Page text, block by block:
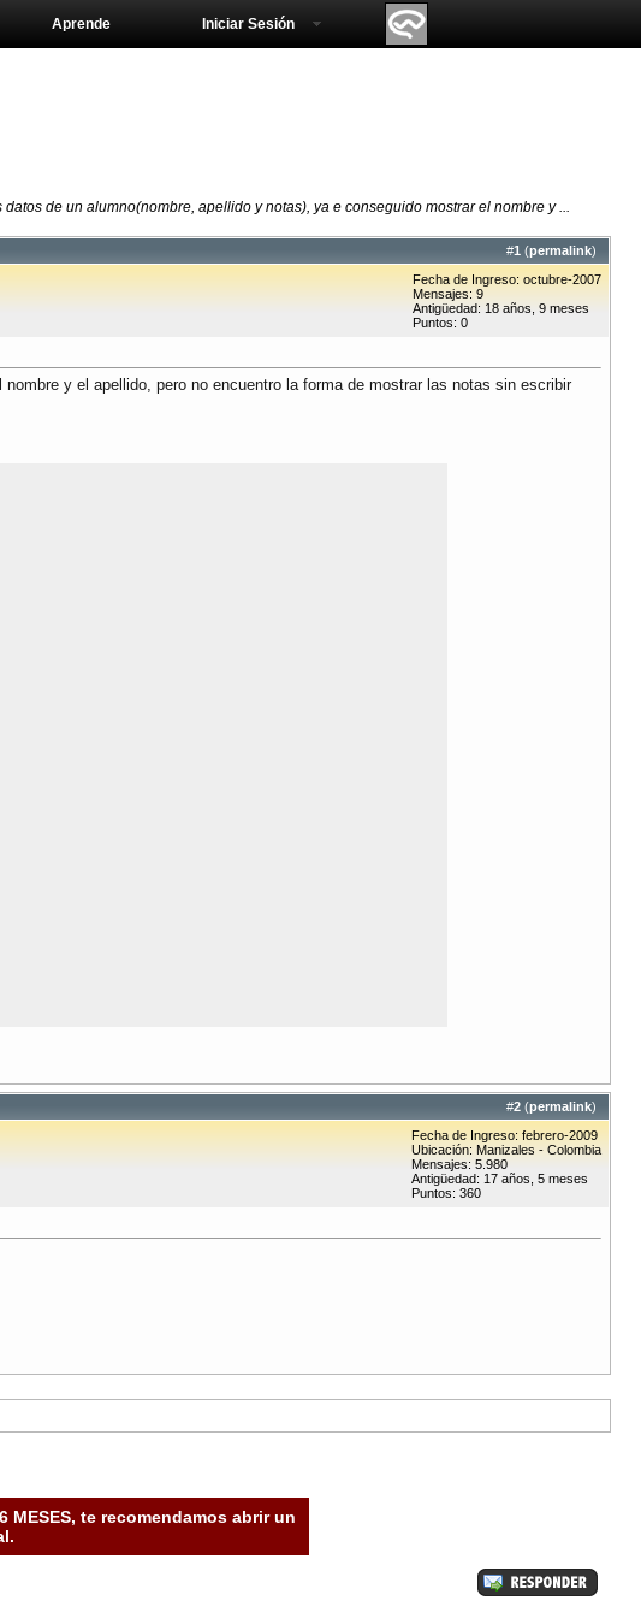
Aprende Iniciar Sesión
de un alumno(nombre, apellido y notas), ya e conseguido mostrar el nombre y ...
#1 (permalink)
Fecha de Ingreso: octubre-2007
Mensajes: 9
Antigüedad: 18 años, 9 meses
Puntos: 0
y el apellido, pero no encuentro la forma de mostrar las notas sin escribir
#2 (permalink)
Fecha de Ingreso: febrero-2009
Ubicación: Manizales - Colombia
Mensajes: 5.980
Antigüedad: 17 años, 5 meses
Puntos: 360
te recomendamos abrir un